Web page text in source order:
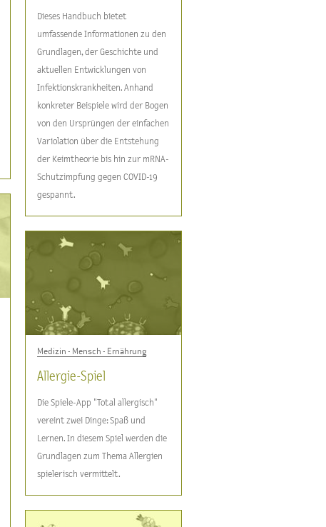
Dieses Handbuch bietet
umfassende Informationen zu den
Grundlagen, der Geschichte und
aktuellen Entwicklungen von
Infektionskrankheiten. Anhand
konkreter Beispiele wird der Bogen
von den Ursprüngen der einfachen
Variolation über die Entstehung
der Keimtheorie bis hin zur mRNA-
Schutzimpfung gegen COVID-19
gespannt.
Medizin - Mensch - Ernährung
Allergie-Spiel
Die Spiele-App "Total allergisch"
vereint zwei Dinge: Spaß und
Lernen. In diesem Spiel werden die
Grundlagen zum Thema Allergien
spielerisch vermittelt.